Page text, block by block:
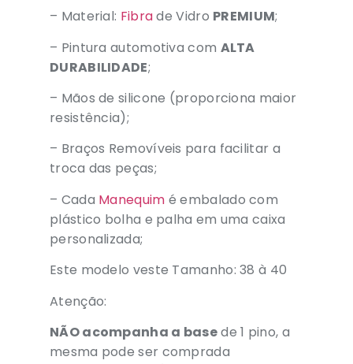
– Material: Fibrade Vidro PREMIUM;
– Pintura automotiva com ALTA
DURABILIDADE;
– Mãos de silicone (proporciona maior
resistência);
– Braços Removíveis para facilitar a
troca das peças;
– Cada Manequim é embalado com
plástico bolha e palha em uma caixa
personalizada;
Este modelo veste Tamanho: 38 à 40
Atenção:
NÃO acompanha a basede 1 pino, a
mesma pode ser comprada